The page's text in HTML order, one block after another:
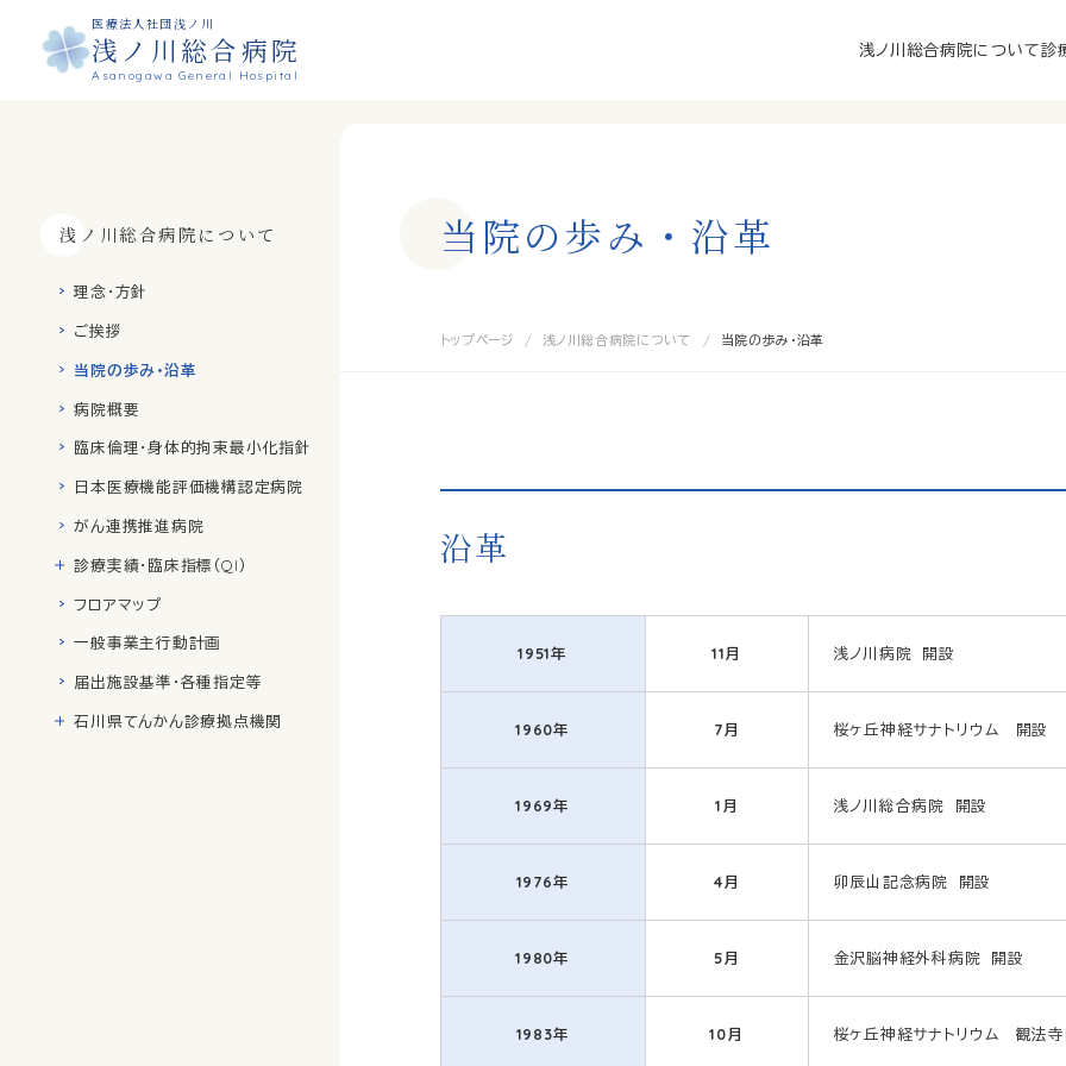
医療法人社団浅ノ川
浅ノ川総合病院
Asanogawa General Hospital
浅ノ川総合病院について診
浅ノ川総合病院について
理念・方針
ご挨拶
当院の歩み・沿革
病院概要
臨床倫理・身体的拘束最小化指針
日本医療機能評価機構認定病院
がん連携推進病院
診療実績・臨床指標（QI）
フロアマップ
一般事業主行動計画
届出施設基準・各種指定等
石川県てんかん診療拠点機関
当院の歩み ・ 沿革
トップページ 浅ノ川総合病院について 当院の歩み・沿革
沿革
1951年 11月 浅ノ川病院 開設
1960年 7月 桜ヶ丘神経サナトリウム 開設
1969年 1月 浅ノ川総合病院 開設
1976年 4月 卯辰山記念病院 開設
1980年 5月 金沢脳神経外科病院 開設
1983年 10月 桜ヶ丘神経サナトリウム 観法